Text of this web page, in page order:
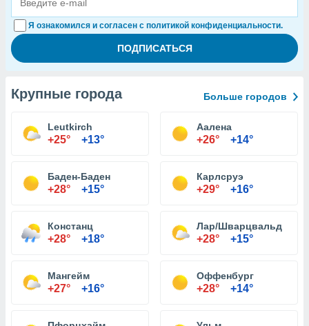
Я ознакомился и согласен с политикой конфиденциальности.
Крупные города Больше городов
Leutkirch
+25° +13°
Аалена
+26° +14°
Баден-Баден
+28° +15°
Карлсруэ
+29° +16°
Констанц
+28° +18°
Лар/Шварцвальд
+28° +15°
Мангейм
+27° +16°
Оффенбург
+28° +14°